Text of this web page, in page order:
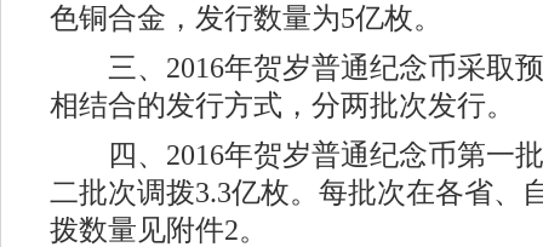
色铜合金，发行数量为5亿枚。
三、2016年贺岁普通纪念币采取
相结合的发行方式，分两批次发行。
四、2016年贺岁普通纪念币第一批
二批次调拨3.3亿枚。每批次在各省、
拨数量见附件2。